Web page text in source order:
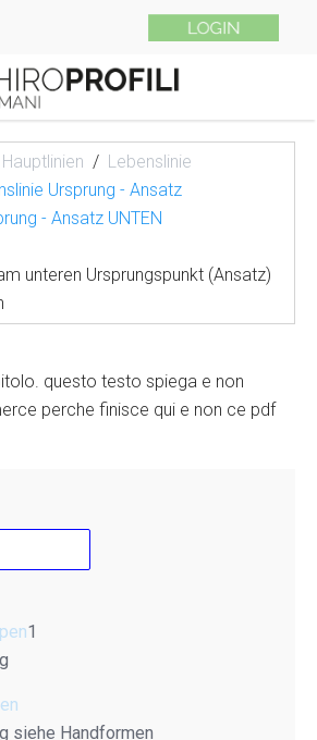
Hauptlinien
Lebenslinie
Ursprung - Ansatz
- Ansatz UNTEN
unteren Ursprungspunkt (Ansatz)
questo testo spiega e non
perche finisce qui e non ce pdf
1
siehe Handformen